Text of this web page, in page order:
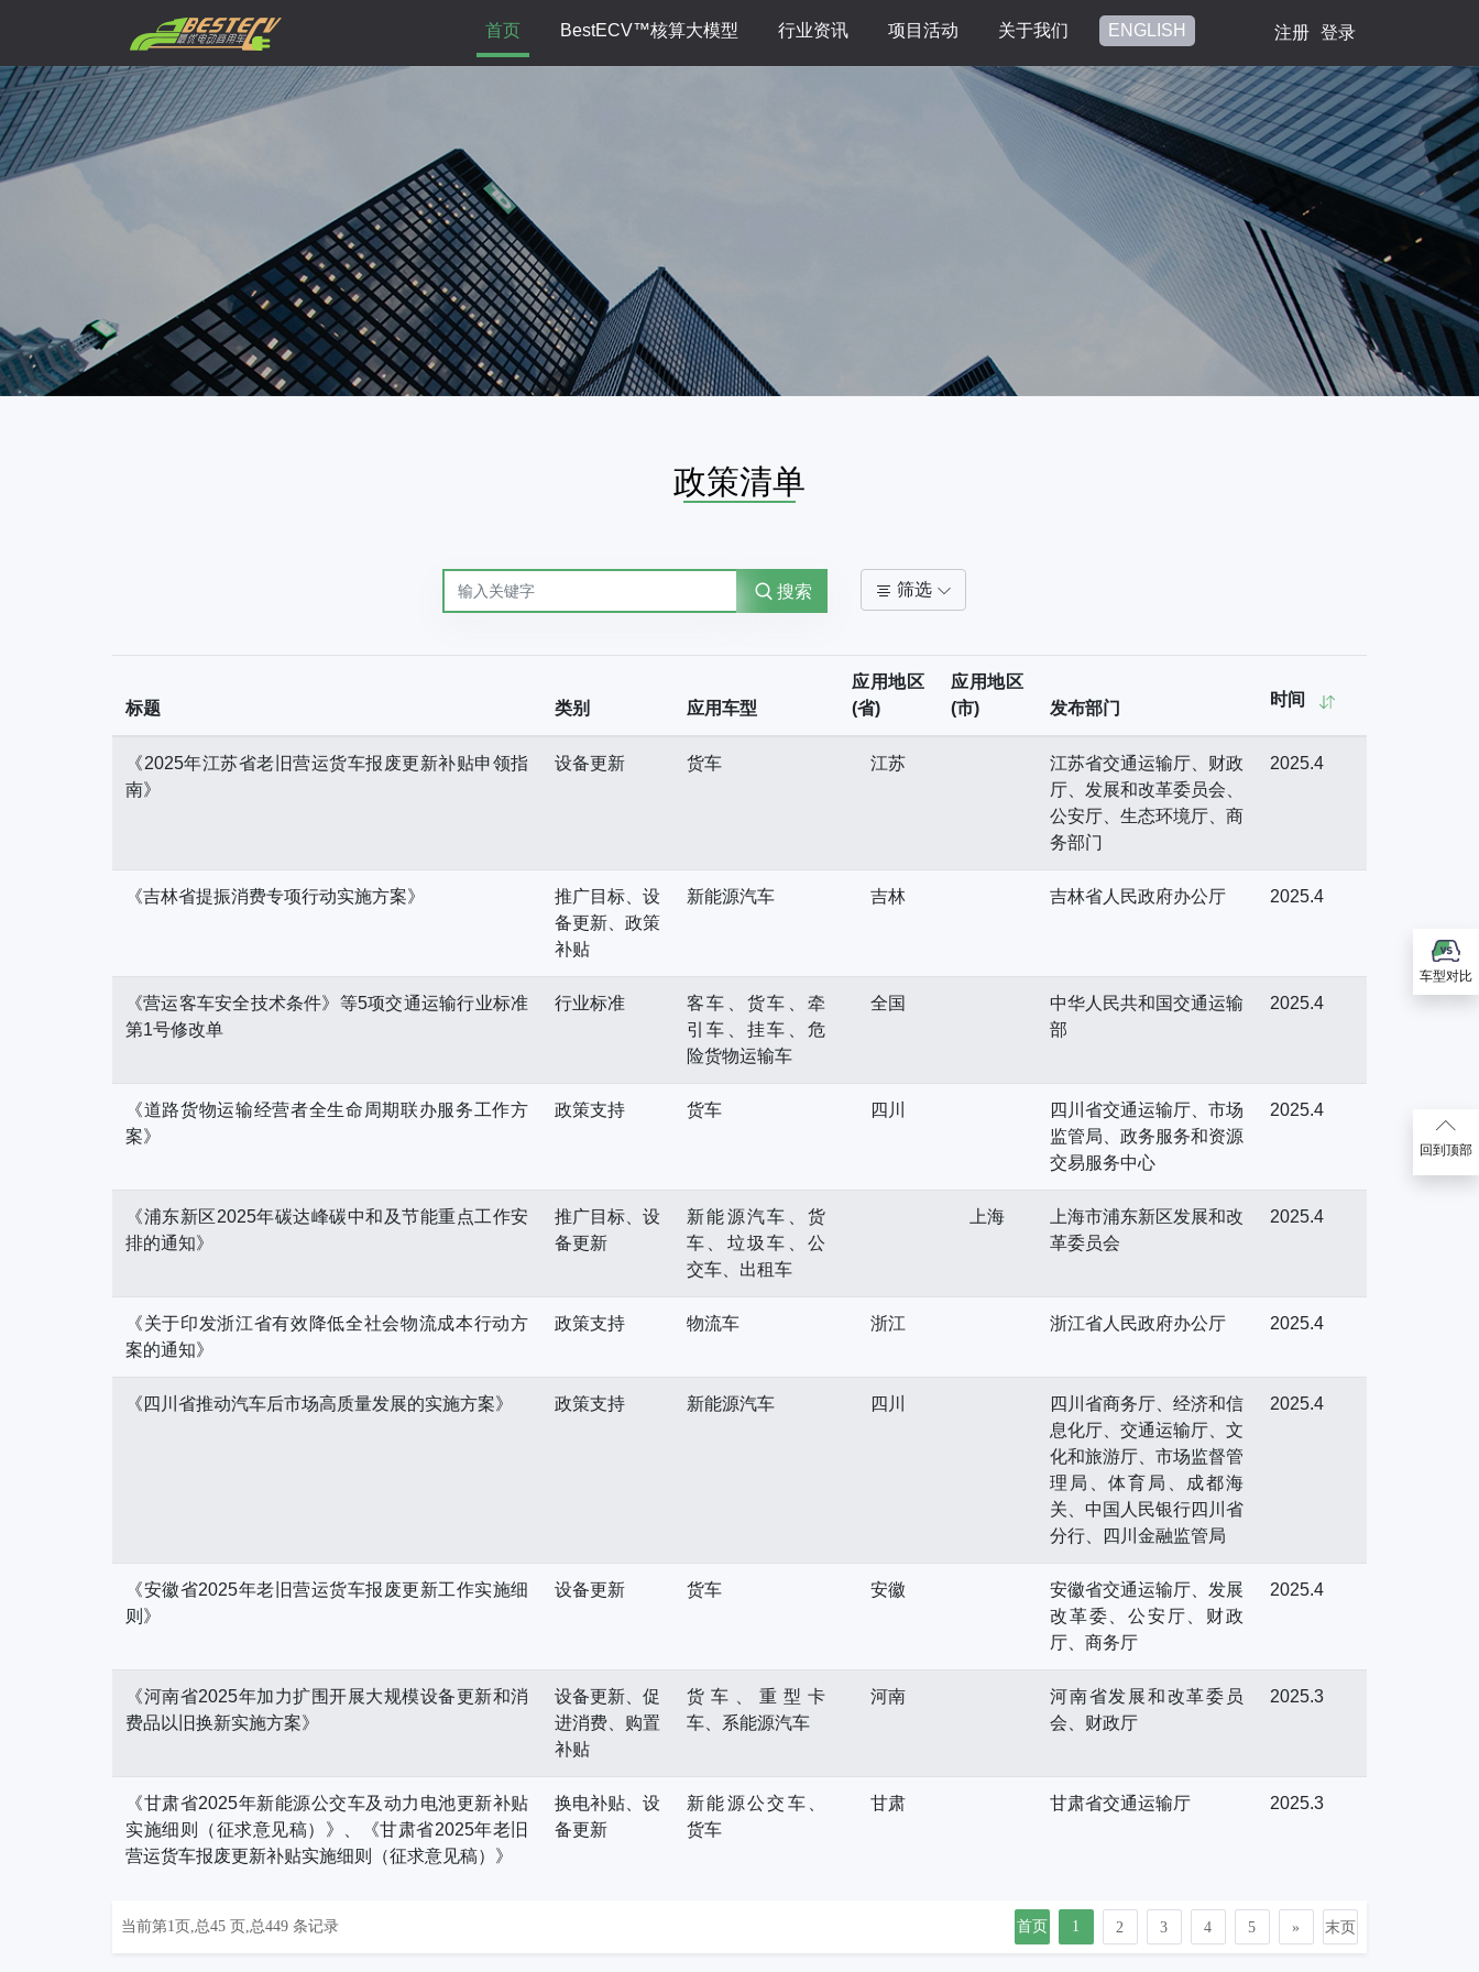
首页 BestECV™核算大模型 行业资讯 项目活动 关于我们 ENGLISH 登录
注册
政策清单
搜索 筛选
标题 类别 应用车型
应用地区
(省)
应用地区
(市)
发布部门 时间
《2025年江苏省老旧营运货车报废更新补贴申领指
南》
设备更新 货车 江苏
江苏省交通运输厅、财政
厅、发展和改革委员会、
公安厅、生态环境厅、商
务部门
2025.4
《吉林省提振消费专项行动实施方案》
推广目标、设
备更新、政策
补贴
新能源汽车 吉林 吉林省人民政府办公厅 2025.4
《营运客车安全技术条件》等5项交通运输行业标准
第1号修改单
行业标准
客车、货车、牵
引车、挂车、危
险货物运输车
全国
中华人民共和国交通运输
部
2025.4
《道路货物运输经营者全生命周期联办服务工作方
案》
政策支持 货车 四川
四川省交通运输厅、市场
监管局、政务服务和资源
交易服务中心
2025.4
《浦东新区2025年碳达峰碳中和及节能重点工作安
排的通知》
推广目标、设
备更新
新能源汽车、货
车、垃圾车、公
交车、出租车
上海
上海市浦东新区发展和改
革委员会
2025.4
《关于印发浙江省有效降低全社会物流成本行动方
案的通知》
政策支持 物流车 浙江 浙江省人民政府办公厅 2025.4
《四川省推动汽车后市场高质量发展的实施方案》 政策支持 新能源汽车 四川
四川省商务厅、经济和信
息化厅、交通运输厅、文
化和旅游厅、市场监督管
理局、体育局、成都海
关、中国人民银行四川省
分行、四川金融监管局
2025.4
《安徽省2025年老旧营运货车报废更新工作实施细
则》
设备更新 货车 安徽
安徽省交通运输厅、发展
改革委、公安厅、财政
厅、商务厅
2025.4
《河南省2025年加力扩围开展大规模设备更新和消
费品以旧换新实施方案》
设备更新、促
进消费、购置
补贴
货车、重型卡
车、系能源汽车
河南
河南省发展和改革委员
会、财政厅
2025.3
《甘肃省2025年新能源公交车及动力电池更新补贴
实施细则（征求意见稿）》、《甘肃省2025年老旧
营运货车报废更新补贴实施细则（征求意见稿）》
换电补贴、设
备更新
新能源公交车、
货车
甘肃 甘肃省交通运输厅 2025.3
当前第1页,总45 页,总449 条记录 首页 1 2 3 4 5 » 末页
车型对比
回到顶部